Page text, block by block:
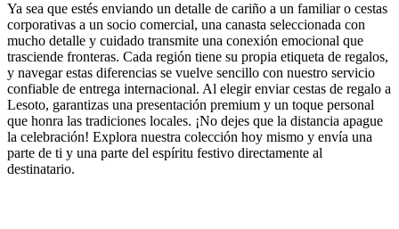
Ya sea que estés enviando un detalle de cariño a un familiar o cestas
corporativas a un socio comercial, una canasta seleccionada con
mucho detalle y cuidado transmite una conexión emocional que
trasciende fronteras. Cada región tiene su propia etiqueta de regalos,
y navegar estas diferencias se vuelve sencillo con nuestro servicio
confiable de entrega internacional. Al elegir enviar cestas de regalo a
Lesoto, garantizas una presentación premium y un toque personal
que honra las tradiciones locales. ¡No dejes que la distancia apague
la celebración! Explora nuestra colección hoy mismo y envía una
parte de ti y una parte del espíritu festivo directamente al
destinatario.